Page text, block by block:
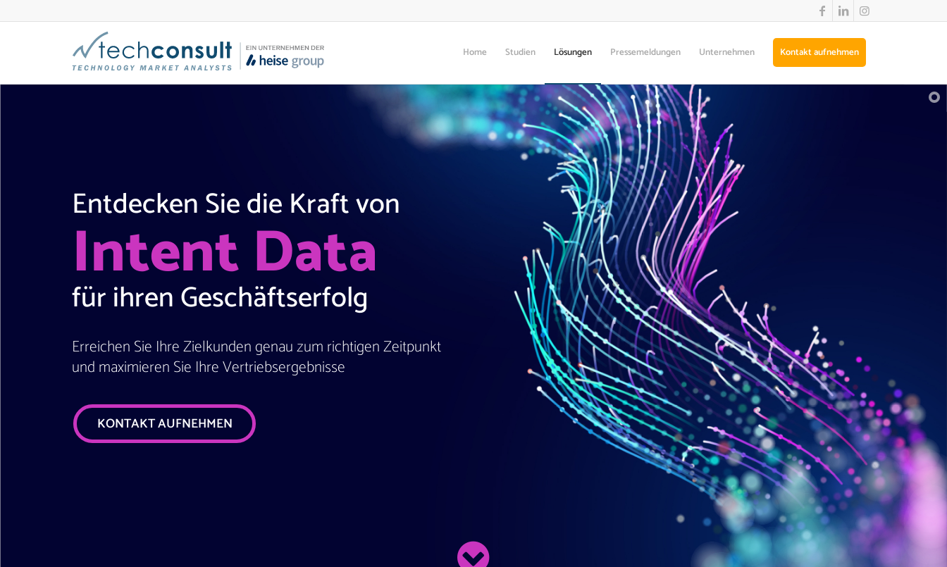
Home Studien Lösungen Pressemeldungen Unternehmen Kontakt aufnehmen
Entdecken Sie die Kraft von
für ihren Geschäftserfolg
Intent Data
Erreichen Sie Ihre Zielkunden genau zum richtigen Zeitpunkt
und maximieren Sie Ihre Vertriebsergebnisse
KONTAKT AUFNEHMEN